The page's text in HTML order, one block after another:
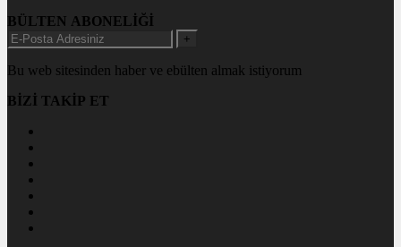
BÜLTEN ABONELİĞİ
+
Bu web sitesinden haber ve ebülten almak istiyorum
BİZİ TAKİP ET